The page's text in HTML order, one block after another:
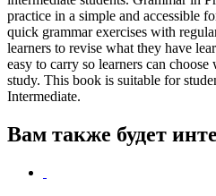
practice in a simple and accessible
quick grammar exercises with
learners to revise what they have
easy to carry so learners can
study. This book is suitable for
Intermediate.
Вам также будет